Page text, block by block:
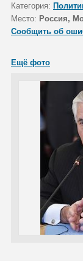
Категория:
Место: Россия,
Сообщить об
Ещё фото